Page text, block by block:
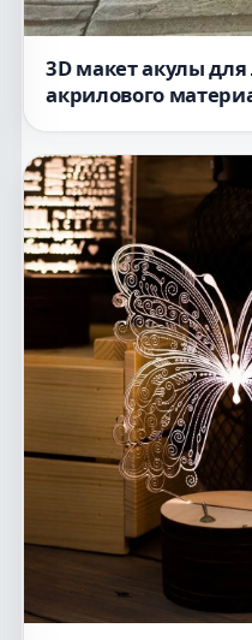
3D макет акулы
акрилового